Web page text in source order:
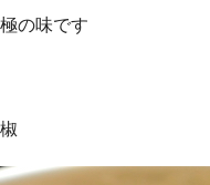
の味です